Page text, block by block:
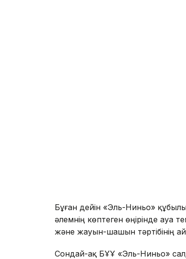
Бұған дейін «Эль-Ниньо»
әлемнің көптеген өңірінде
және жауын-шашын тәртібінің
Сондай-ақ БҰҰ «Эль-Ниньо»